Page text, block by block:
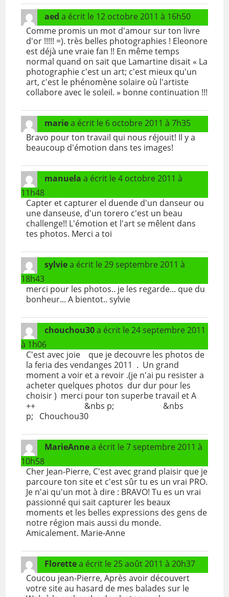
aeda écrit le 12 octobre 2011 à 16h50
Comme promis un mot d'amour sur ton livre
d'or !!!!! =). très belles photographies ! Eleonore
est déjà une vraie fan !! En même temps
normal quand on sait que Lamartine disait « La
photographie c'est un art; c'est mieux qu'un
art, c'est le phénomène solaire où l'artiste
collabore avec le soleil. » bonne continuation !!!
mariea écrit le 6 octobre 2011 à 7h35
Bravo pour ton travail qui nous réjouit! Il y a
beaucoup d'émotion dans tes images!
manuelaa écrit le 4 octobre 2011 à
11h48
Capter et capturer el duende d'un danseur ou
une danseuse, d'un torero c'est un beau
challenge!! L'émotion et l'art se mêlent dans
tes photos. Merci a toi
sylviea écrit le 29 septembre 2011 à
18h43
merci pour les photos.. je les regarde... que du
bonheur... A bientot.. sylvie
chouchou30a écrit le 24 septembre 2011
à 1h06
C'est avec joie que je decouvre les photos de
la feria des vendanges 2011 . Un grand
moment a voir et a revoir .(je n'ai pu resister a
acheter quelques photos dur dur pour les
choisir ) merci pour ton superbe travail et A
++ &nbs p; &nbs
p; Chouchou30
MarieAnnea écrit le 7 septembre 2011 à
10h58
Cher Jean-Pierre, C'est avec grand plaisir que je
parcoure ton site et c'est sûr tu es un vrai PRO.
Je n'ai qu'un mot à dire : BRAVO! Tu es un vrai
passionné qui sait capturer les beaux
moments et les belles expressions des gens de
notre région mais aussi du monde.
Amicalement. Marie-Anne
Florettea écrit le 25 août 2011 à 20h37
Coucou jean-Pierre, Après avoir découvert
votre site au hasard de mes balades sur le